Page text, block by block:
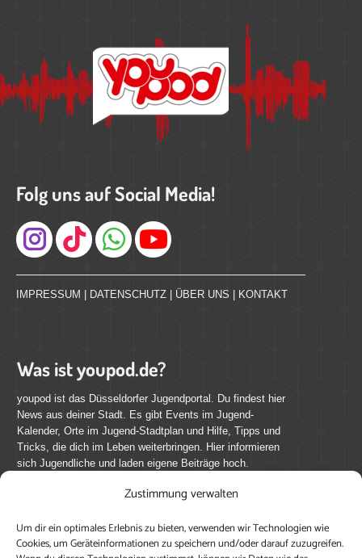
Zustimmung verwalten
Um dir ein optimales Erlebnis zu bieten, verwenden wir Technologien wie
Cookies, um Geräteinformationen zu speichern und/oder darauf zuzugreifen.
Folg uns auf Social Media!
Instagram
IMPRESSUM | DATENSCHUTZ | ÜBER UNS | KONTAKT
Was ist youpod.de?
youpod ist das Düsseldorfer Jugendportal. Du findest hier
News aus deiner Stadt. Es gibt Events im Jugend-
Kalender, Orte im Jugend-Stadtplan und Hilfe, Tipps und
Tricks, die dich im Leben weiterbringen. Hier informieren
sich Jugendliche und laden eigene Beiträge hoch.
youpod.de lebt von Menschen wie dir. Sammel